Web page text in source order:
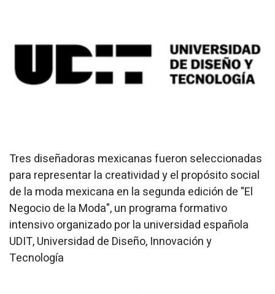
Tres diseñadoras mexicanas fueron seleccionadas
para representar la creatividad y el propósito social
de la moda mexicana en la segunda edición de "El
Negocio de la Moda", un programa formativo
intensivo organizado por la universidad española
UDIT, Universidad de Diseño, Innovación y
Tecnología